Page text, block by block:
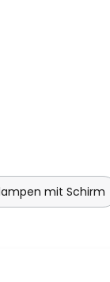
mit Schirm